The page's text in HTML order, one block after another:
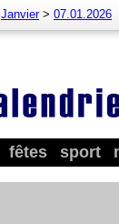
fêtes sport
Janvier> 07.01.2026